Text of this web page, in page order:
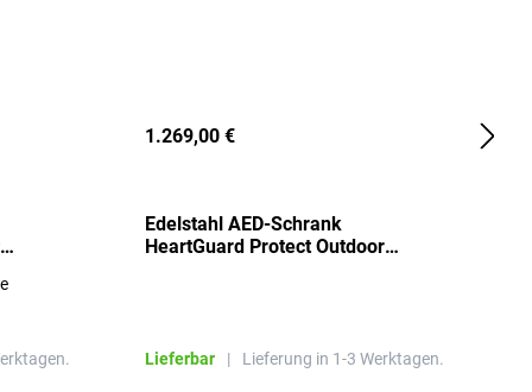
1.269,00 €
Edelstahl AED-Schrank
HeartGuard Protect Outdoor
Lieferbar | Lieferung in 1-3 Werktagen.